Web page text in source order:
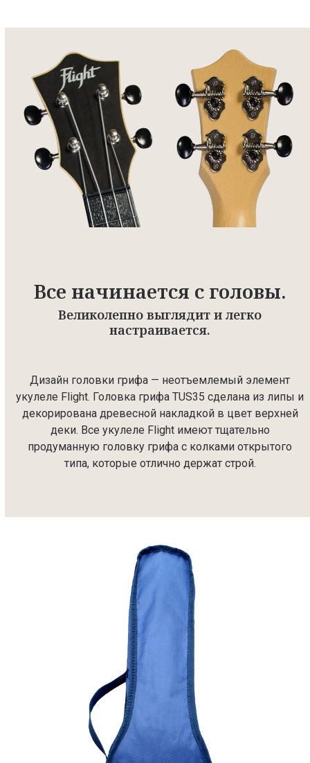
Все начинается с головы.
Великолепно выглядит и легко
настраивается.
Дизайн головки грифа — неотъемлемый элемент
укулеле Flight. Головка грифа TUS35 сделана из липы и
декорирована древесной накладкой в цвет верхней
деки. Все укулеле Flight имеют тщательно
продуманную головку грифа с колками открытого
типа, которые отлично держат строй.